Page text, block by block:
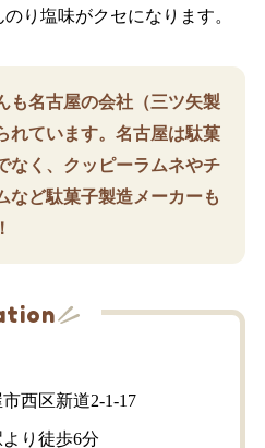
り塩味がクセになります。
も名古屋の会社（三ツ矢製
れています。名古屋は駄菓
なく、クッピーラムネやチ
など駄菓子製造メーカーも
西区新道2-1-17
より徒歩6分